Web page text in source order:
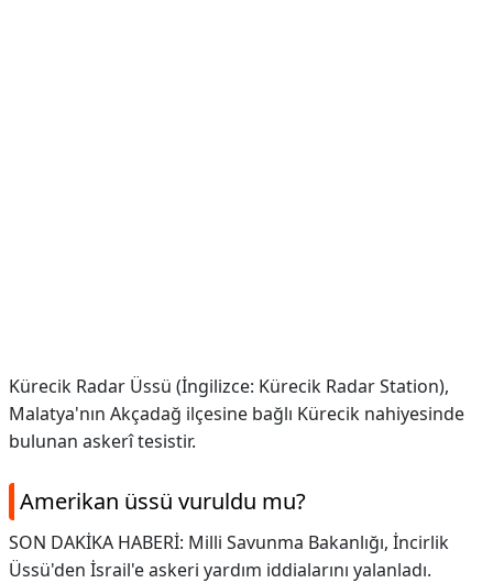
Kürecik Radar Üssü (İngilizce: Kürecik Radar Station),
Malatya'nın Akçadağ ilçesine bağlı Kürecik nahiyesinde
bulunan askerî tesistir.
Amerikan üssü vuruldu mu?
SON DAKİKA HABERİ: Milli Savunma Bakanlığı, İncirlik
Üssü'den İsrail'e askeri yardım iddialarını yalanladı.